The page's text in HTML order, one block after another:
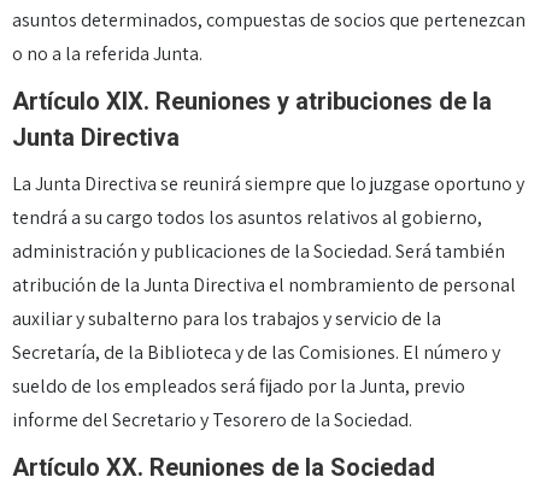
asuntos determinados, compuestas de socios que pertenezcan
o no a la referida Junta.
Artículo XIX. Reuniones y atribuciones de la
Junta Directiva
La Junta Directiva se reunirá siempre que lo juzgase oportuno y
tendrá a su cargo todos los asuntos relativos al gobierno,
administración y publicaciones de la Sociedad. Será también
atribución de la Junta Directiva el nombramiento de personal
auxiliar y subalterno para los trabajos y servicio de la
Secretaría, de la Biblioteca y de las Comisiones. El número y
sueldo de los empleados será fijado por la Junta, previo
informe del Secretario y Tesorero de la Sociedad.
Artículo XX. Reuniones de la Sociedad